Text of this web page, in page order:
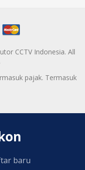
CCTV Indonesia. All
pajak. Termasuk
baru